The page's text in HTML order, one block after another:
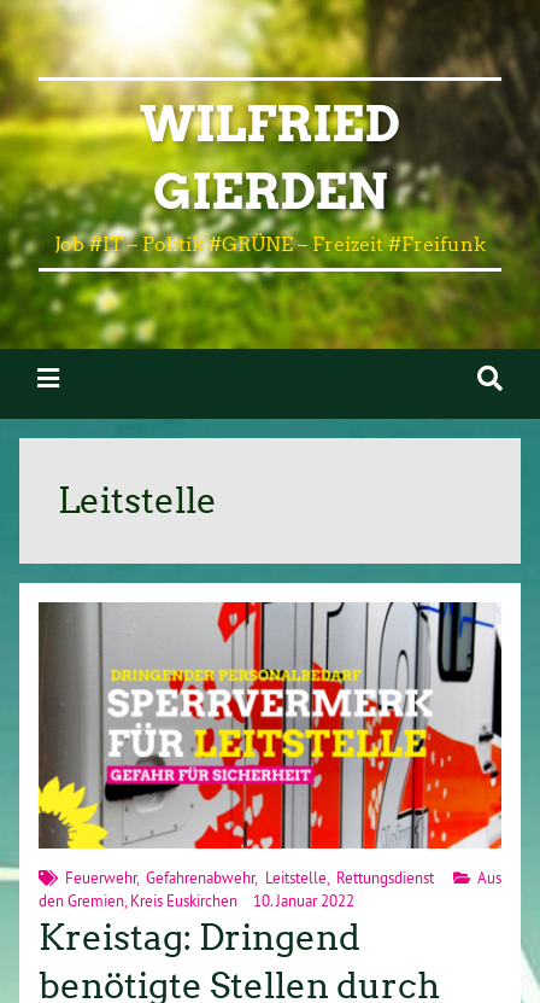
WILFRIED
GIERDEN
Job #IT – Politik #GRÜNE – Freizeit #Freifunk
Leitstelle
Feuerwehr,Gefahrenabwehr, Leitstelle Rettungsdienst
Aus
den Gremien Kreis Euskirchen 10. Januar 2022
Kreistag: Dringend
benötigte Stellen durch